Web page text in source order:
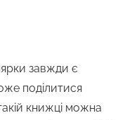
завжди є
поділитися
книжці можна